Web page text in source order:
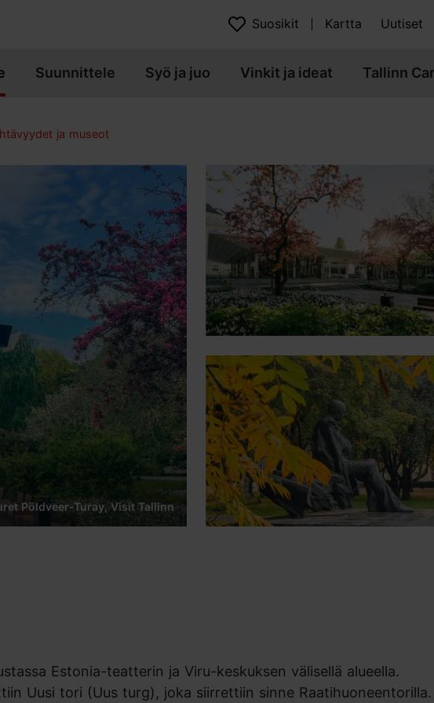
Suosikit Kartta Uutiset
Suunnittele Syö ja juo Vinkit ja ideat Tallinn
ja museot
Põldveer-Turay, Visit Tallinn
Estonia-teatterin ja Viru-keskuksen välisellä alueella.
Uusi tori (Uus turg), joka siirrettiin sinne Raatihuoneentorilla.